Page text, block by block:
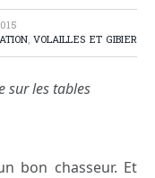
, VOLAILLES ET GIBIER
sur les tables
bon chasseur. Et